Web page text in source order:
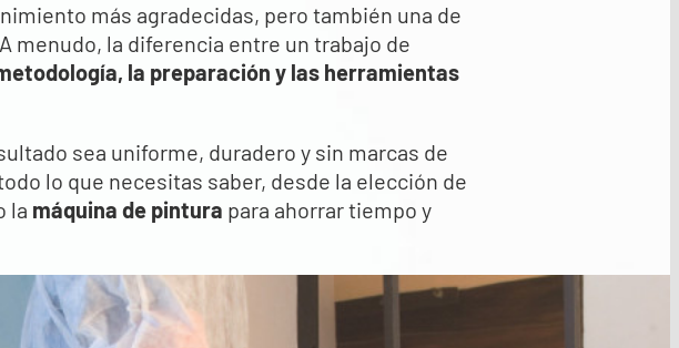
más agradecidas, pero también una de
menudo, la diferencia entre un trabajo de
la preparación y las herramientas
sea uniforme, duradero y sin marcas de
lo que necesitas saber, desde la elección de
la máquina de pintura para ahorrar tiempo y